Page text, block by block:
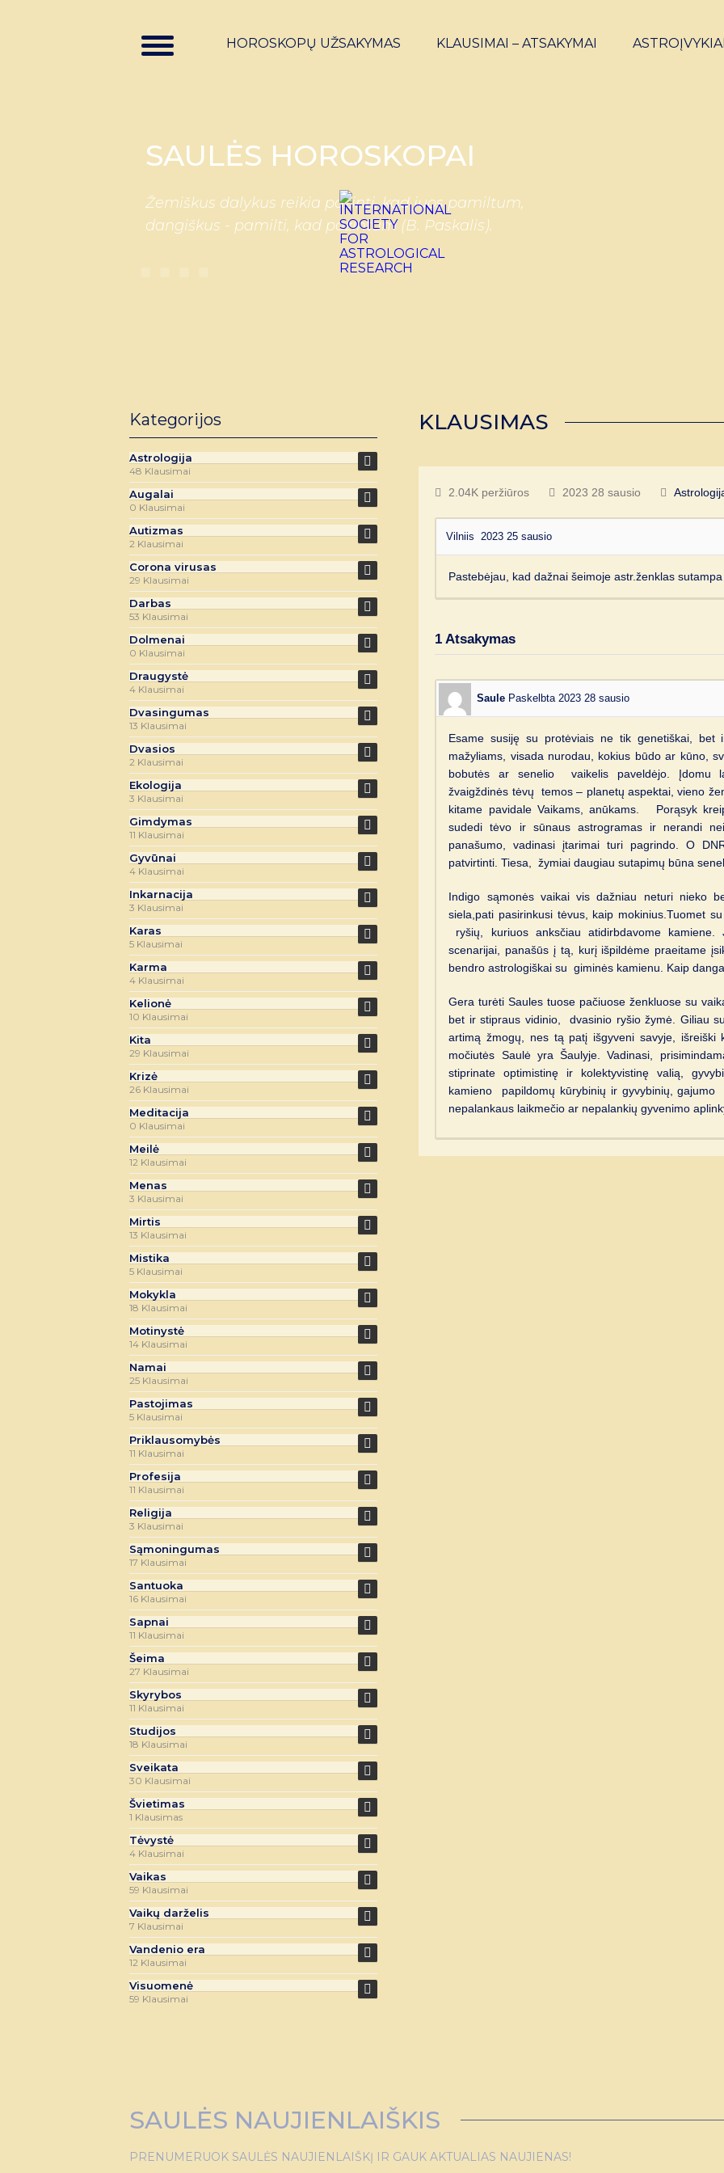
HOROSKOPŲ UŽSAKYMAS KLAUSIMAI – ATSAKYMAI ASTROĮVYKIAI
SAULĖS HOROSKOPAI
Žemiškus dalykus reikia pažinti, kad juos pamiltum,
dangiškus - pamilti, kad pažintum (B. Paskalis).
KLAUSIMAS
2.04K peržiūros 2023 28 sausio
Vilniis2023 25 sausio
Pastebėjau, kad dažnai šeimoje astr.ženklas
1 Atsakymas
Saule Paskelbta 2023 28 sausio
Esame susiję su protėviais ne tik genetiškai, bet
mažyliams, visada nurodau, kokius būdo ar kūno,
bobutės ar senelio vaikelis paveldėjo. Įdomu
žvaigždinės tėvų temos – planetų aspektai, vieno
kitame pavidale Vaikams, anūkams. Porąsyk
sudedi tėvo ir sūnaus astrogramas ir nerandi
panašumo, vadinasi įtarimai turi pagrindo. O
patvirtinti. Tiesa, žymiai daugiau sutapimų būna
Indigo sąmonės vaikai vis dažniau neturi nieko
siela,pati pasirinkusi tėvus, kaip mokinius.Tuomet
ryšių, kuriuos anksčiau atidirbdavome
scenarijai, panašūs į tą, kurį išpildėme praeitame
bendro astrologiškai su giminės kamienu. Kaip
Gera turėti Saules tuose pačiuose ženkluose su
bet ir stipraus vidinio, dvasinio ryšio žymė. Giliau
artimą žmogų, nes tą patį išgyveni savyje, išreiški
močiutės Saulė yra Šaulyje. Vadinasi,
stiprinate optimistinę ir kolektyvistinę valią,
kamieno papildomų kūrybinių ir gyvybinių,
nepalankaus laikmečio ar nepalankių gyvenimo
Kategorijos
Astrologija
48 Klausimai
Augalai
0 Klausimai
Autizmas
2 Klausimai
Corona virusas
29 Klausimai
Darbas
53 Klausimai
Dolmenai
0 Klausimai
Draugystė
4 Klausimai
Dvasingumas
13 Klausimai
Dvasios
2 Klausimai
Ekologija
3 Klausimai
Gimdymas
11 Klausimai
Gyvūnai
4 Klausimai
Inkarnacija
3 Klausimai
Karas
5 Klausimai
Karma
4 Klausimai
Kelionė
10 Klausimai
Kita
29 Klausimai
Krizė
26 Klausimai
Meditacija
0 Klausimai
Meilė
12 Klausimai
Menas
3 Klausimai
Mirtis
13 Klausimai
Mistika
5 Klausimai
Mokykla
18 Klausimai
Motinystė
14 Klausimai
Namai
25 Klausimai
Pastojimas
5 Klausimai
Priklausomybės
11 Klausimai
Profesija
11 Klausimai
Religija
3 Klausimai
Sąmoningumas
17 Klausimai
Santuoka
16 Klausimai
Sapnai
11 Klausimai
Šeima
27 Klausimai
Skyrybos
11 Klausimai
Studijos
18 Klausimai
Sveikata
30 Klausimai
Švietimas
1 Klausimas
Tėvystė
4 Klausimai
Vaikas
59 Klausimai
Vaikų darželis
7 Klausimai
Vandenio era
12 Klausimai
Visuomenė
59 Klausimai
SAULĖS NAUJIENLAIŠKIS
PRENUMERUOK SAULĖS NAUJIENLAIŠKĮ IR GAUK AKTUALIAS NAUJIENAS!